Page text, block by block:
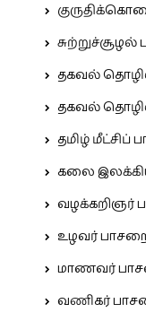
தகவல்
தகவல்
தமிழ் மீட்சிப்
கலை
வழக்கறிஞர்
உழவர்
மாணவர்
வணிகர்